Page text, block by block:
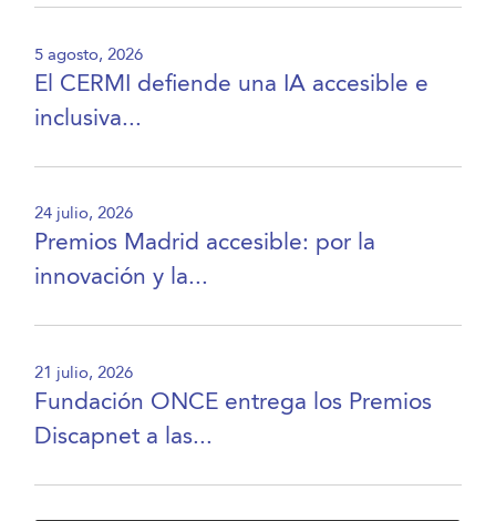
5 agosto, 2026
El CERMI defiende una IA accesible e
inclusiva...
24 julio, 2026
Premios Madrid accesible: por la
innovación y la...
21 julio, 2026
Fundación ONCE entrega los Premios
Discapnet a las...